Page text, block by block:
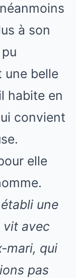
à son
une belle
habite en
convient
elle
une
vit avec
mari, qui
pas